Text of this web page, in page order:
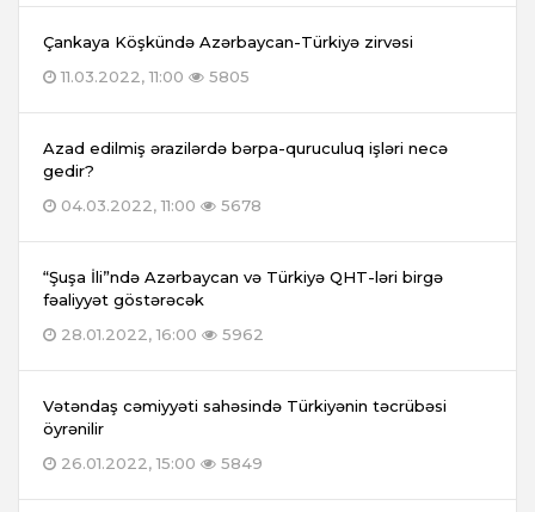
Çankaya Köşkündə Azərbaycan-Türkiyə zirvəsi
11.03.2022, 11:00
5805
Azad edilmiş ərazilərdə bərpa-quruculuq işləri necə
gedir?
04.03.2022, 11:00
5678
“Şuşa İli”ndə Azərbaycan və Türkiyə QHT-ləri birgə
fəaliyyət göstərəcək
28.01.2022, 16:00
5962
Vətəndaş cəmiyyəti sahəsində Türkiyənin təcrübəsi
öyrənilir
26.01.2022, 15:00
5849